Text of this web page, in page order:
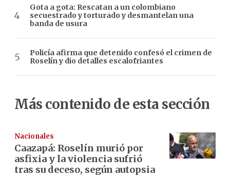
Gota a gota: Rescatan a un colombiano
secuestrado y torturado y desmantelan una
banda de usura
Policía afirma que detenido confesó el crimen de
Roselín y dio detalles escalofriantes
Más contenido de esta sección
Nacionales
Caazapá: Roselín murió por
asfixia y la violencia sufrió
tras su deceso, según autopsia